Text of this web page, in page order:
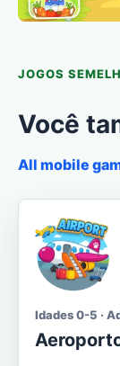
JOGOS
Você
All mobile
Idades 0-5 ·